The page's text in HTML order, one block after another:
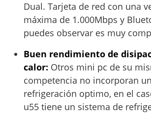
Dual. Tarjeta de red con una
máxima de 1.000Mbps y
puedes observar es muy
Buen rendimiento de
calor: Otros mini pc de su
competencia no incorporan
refrigeración optimo, en el
u55 tiene un sistema de